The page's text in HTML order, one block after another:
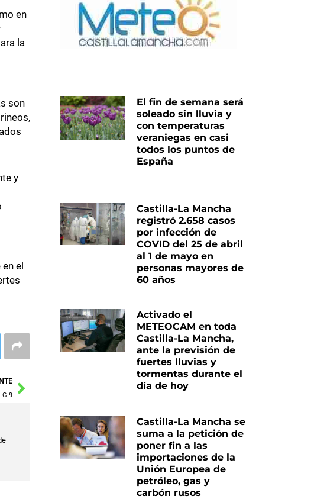
en
la
son
y
el
G-9
Siguiente
El fin de semana será
soleado sin lluvia y
con temperaturas
veraniegas en casi
todos los puntos de
España
Castilla-La Mancha
registró 2.658 casos
por infección de
COVID del 25 de abril
al 1 de mayo en
personas mayores de
60 años
Activado el
METEOCAM en toda
Castilla-La Mancha,
ante la previsión de
fuertes lluvias y
tormentas durante el
día de hoy
Castilla-La Mancha se
suma a la petición de
poner fin a las
importaciones de la
Unión Europea de
petróleo, gas y
carbón rusos